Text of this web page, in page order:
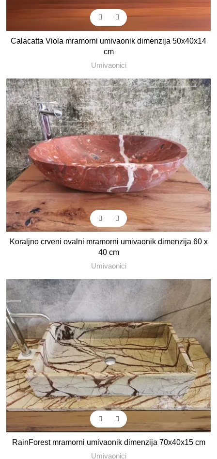
Calacatta Viola mramorni umivaonik dimenzija 50x40x14
cm
Umivaonici
Koraljno crveni ovalni mramorni umivaonik dimenzija 60 x
40 cm
Umivaonici
RainForest mramorni umivaonik dimenzija 70x40x15 cm
Umivaonici